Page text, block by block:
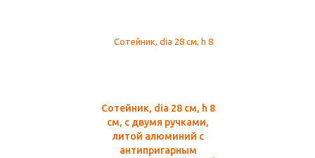
Сотейник, dia 28 см, h 8
см, с двумя ручками,
литой алюминий с
антипригарным